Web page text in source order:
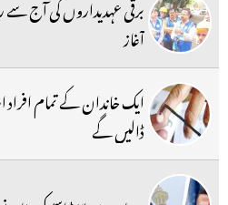
آغاز
ایک خاندان کے تمام
ڈالیں گے